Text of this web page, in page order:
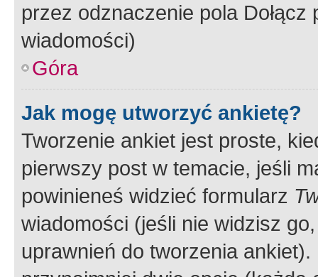
przez odznaczenie pola
wiadomości)
Góra
Jak mogę utworzyć ankietę?
Tworzenie ankiet jest proste,
pierwszy post w temacie, jeśli
powinieneś widzieć formularz
wiadomości (jeśli nie widzisz
uprawnień do tworzenia